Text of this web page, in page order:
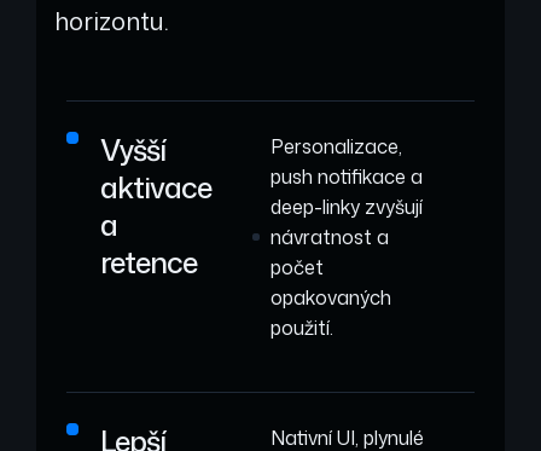
horizontu.
Vyšší
aktivace
a
retence
Personalizace,
push notifikace a
deep-linky zvyšují
návratnost a
počet
opakovaných
použití.
Lepší
Nativní UI, plynulé